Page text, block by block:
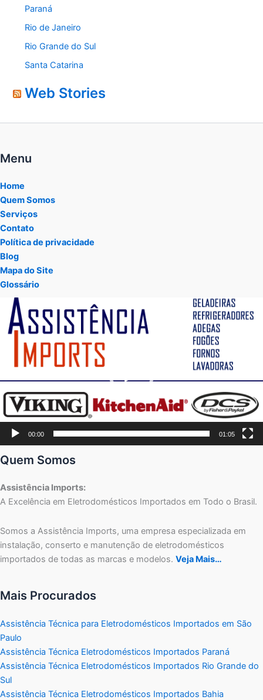
Paraná
Rio de Janeiro
Rio Grande do Sul
Santa Catarina
Web Stories
Menu
Home
Quem Somos
Serviços
Contato
Política de privacidade
Blog
Mapa do Site
Glossário
Tocador
vídeo
00:00 01:05
Quem Somos
Assistência Imports:
A Excelência em Eletrodomésticos Importados em Todo o Brasil.
Somos a Assistência Imports, uma empresa especializada em
instalação, conserto e manutenção de eletrodomésticos
importados de todas as marcas e modelos. Veja Mais…
Mais Procurados
Assistência Técnica para Eletrodomésticos Importados em São
Paulo
Assistência Técnica Eletrodomésticos Importados Paraná
Assistência Técnica Eletrodomésticos Importados Rio Grande do
Sul
Assistência Técnica Eletrodomésticos Importados Bahia